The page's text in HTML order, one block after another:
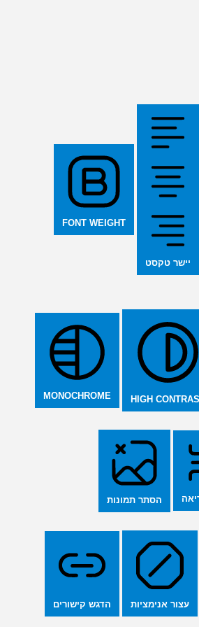
יישר טקסט
FONT WEIGHT
HIGH
MONOCHROME
הסתר תמונות
עצור אנימציות הדגש קישורים